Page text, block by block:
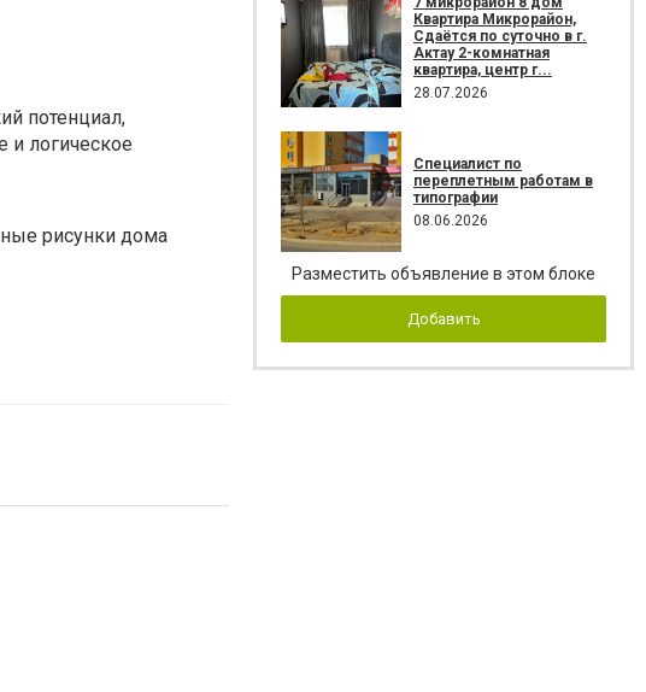
потенциал,
и логическое
рисунки дома
Квартира Микрорайон,
Сдаётся по суточно в г.
Актау 2-комнатная
квартира, центр г...
28.07.2026
Специалист по
переплетным работам в
типографии
08.06.2026
Разместить объявление в этом блоке
Добавить